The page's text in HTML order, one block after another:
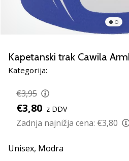
rokomentske
copate
NITRO
SQD
5!
Odkrivaj
tehnične
novosti
in
ali
se
Kapetanski trak Cawila
Kategorija:
€3,95
€3,80 z DDV
Zadnja najnižja cena: €3,80
Unisex, Modra